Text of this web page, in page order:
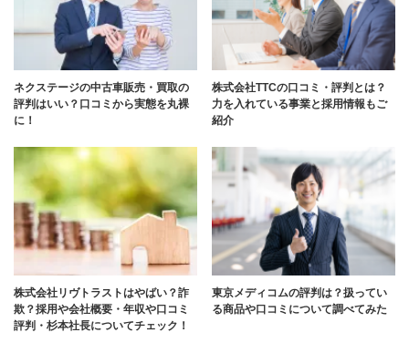
ネクステージの中古車販売・買取の
評判はいい？口コミから実態を丸裸
に！
株式会社TTCの口コミ・評判とは？
力を入れている事業と採用情報もご
紹介
株式会社リヴトラストはやばい？詐
欺？採用や会社概要・年収や口コミ
評判・杉本社長についてチェック！
東京メディコムの評判は？扱ってい
る商品や口コミについて調べてみた